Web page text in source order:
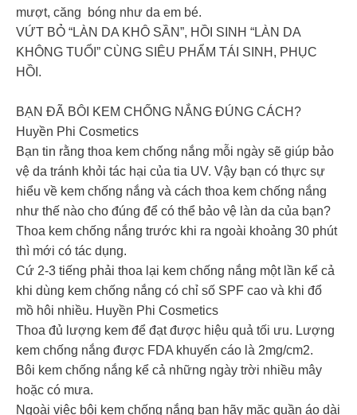
mượt, căng bóng như da em bé.
VỨT BỎ “LÀN DA KHÔ SẦN”, HỒI SINH “LÀN DA
KHÔNG TUỔI” CÙNG SIÊU PHẨM TÁI SINH, PHỤC
HỒI.
BẠN ĐÃ BÔI KEM CHỐNG NẮNG ĐÚNG CÁCH?
Huyền Phi Cosmetics
Bạn tin rằng thoa kem chống nắng mỗi ngày sẽ giúp bảo
vệ da tránh khỏi tác hại của tia UV. Vậy bạn có thực sự
hiểu về kem chống nắng và cách thoa kem chống nắng
như thế nào cho đúng để có thể bảo vệ làn da của bạn?
Thoa kem chống nắng trước khi ra ngoài khoảng 30 phút
thì mới có tác dụng.
Cứ 2-3 tiếng phải thoa lại kem chống nắng một lần kể cả
khi dùng kem chống nắng có chỉ số SPF cao và khi đổ
mồ hôi nhiều. Huyền Phi Cosmetics
Thoa đủ lượng kem để đạt được hiệu quả tối ưu. Lượng
kem chống nắng được FDA khuyến cáo là 2mg/cm2.
Bôi kem chống nắng kể cả những ngày trời nhiều mây
hoặc có mưa.
Ngoài việc bôi kem chống nắng bạn hãy mặc quần áo dài